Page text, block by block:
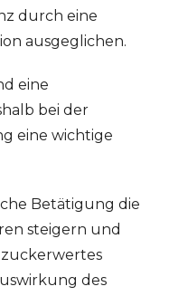
durch eine
ausgeglichen.
eine
bei der
eine wichtige
Betätigung die
steigern und
des